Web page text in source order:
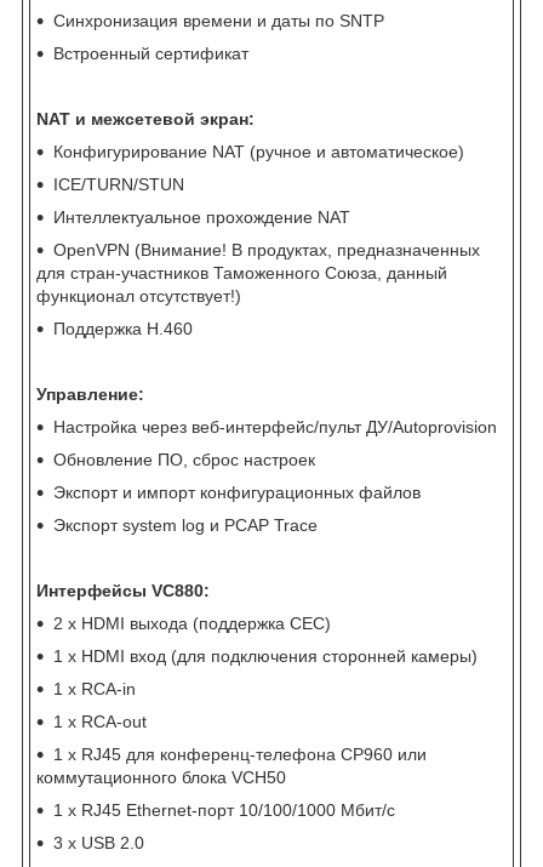
Синхронизация времени и даты по SNTP
Встроенный сертификат
NAT и межсетевой экран:
Конфигурирование NAT (ручное и автоматическое)
ICE/TURN/STUN
Интеллектуальное прохождение NAT
OpenVPN (Внимание! В продуктах, предназначенных
для стран-участников Таможенного Союза, данный
функционал отсутствует!)
Поддержка H.460
Управление:
Настройка через веб-интерфейс/пульт ДУ/Autoprovision
Обновление ПО, сброс настроек
Экспорт и импорт конфигурационных файлов
Экспорт system log и PCAP Trace
Интерфейсы VC880:
2 x HDMI выхода (поддержка СЕС)
1 x HDMI вход (для подключения сторонней камеры)
1 x RCA-in
1 x RCA-out
1 x RJ45 для конференц-телефона CP960 или
коммутационного блока VCH50
1 x RJ45 Ethernet-порт 10/100/1000 Мбит/с
3 x USB 2.0